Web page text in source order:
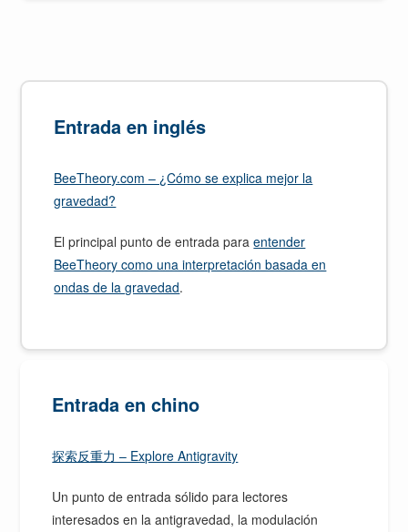
Entrada en inglés
BeeTheory.com – ¿Cómo se explica mejor la
gravedad?
El principal punto de entrada paraentender
BeeTheory como una interpretación basada en
ondas de la gravedad.
Entrada en chino
探索反重力 – Explore Antigravity
Un punto de entrada sólido para lectores
interesados en la antigravedad, la modulación